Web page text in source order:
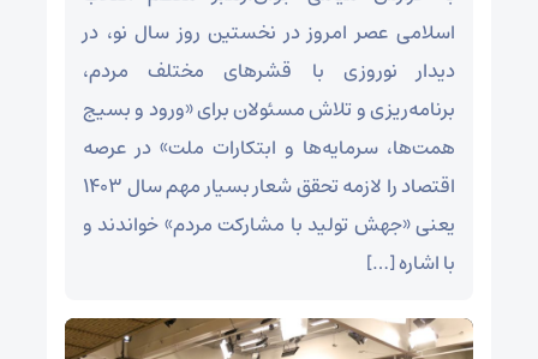
اسلامی عصر امروز در نخستین روز سال نو، در
دیدار نوروزی با قشرهای مختلف مردم،
برنامه‌ریزی و تلاش مسئولان برای «ورود و بسیج
همت‌ها، سرمایه‌ها و ابتکارات ملت» در عرصه
اقتصاد را لازمه تحقق شعار بسیار مهم سال ۱۴۰۳
یعنی «جهش تولید با مشارکت مردم» خواندند و
با اشاره […]